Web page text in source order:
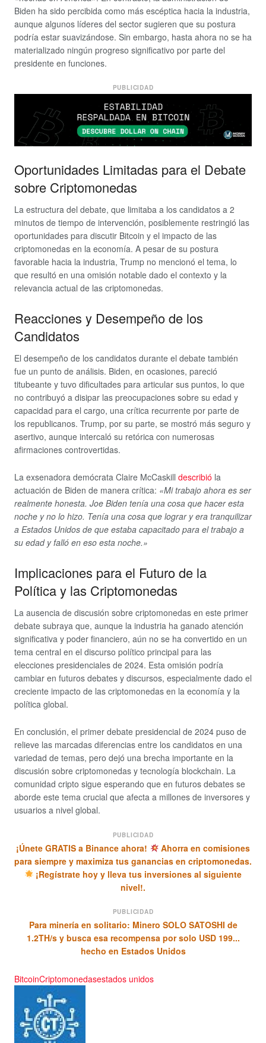
Biden ha sido percibida como más escéptica hacia la industria,
aunque algunos líderes del sector sugieren que su postura
podría estar suavizándose. Sin embargo, hasta ahora no se ha
materializado ningún progreso significativo por parte del
presidente en funciones.
PUBLICIDAD
Oportunidades Limitadas para el Debate
sobre Criptomonedas
La estructura del debate, que limitaba a los candidatos a 2
minutos de tiempo de intervención, posiblemente restringió las
oportunidades para discutir Bitcoin y el impacto de las
criptomonedas en la economía. A pesar de su postura
favorable hacia la industria, Trump no mencionó el tema, lo
que resultó en una omisión notable dado el contexto y la
relevancia actual de las criptomonedas.
Reacciones y Desempeño de los
Candidatos
El desempeño de los candidatos durante el debate también
fue un punto de análisis. Biden, en ocasiones, pareció
titubeante y tuvo dificultades para articular sus puntos, lo que
no contribuyó a disipar las preocupaciones sobre su edad y
capacidad para el cargo, una crítica recurrente por parte de
los republicanos. Trump, por su parte, se mostró más seguro y
asertivo, aunque intercaló su retórica con numerosas
afirmaciones controvertidas.
La exsenadora demócrata Claire McCaskill describió la
actuación de Biden de manera crítica: «Mi trabajo ahora es ser
realmente honesta. Joe Biden tenía una cosa que hacer esta
noche y no lo hizo. Tenía una cosa que lograr y era tranquilizar
a Estados Unidos de que estaba capacitado para el trabajo a
su edad y falló en eso esta noche.»
Implicaciones para el Futuro de la
Política y las Criptomonedas
La ausencia de discusión sobre criptomonedas en este primer
debate subraya que, aunque la industria ha ganado atención
significativa y poder financiero, aún no se ha convertido en un
tema central en el discurso político principal para las
elecciones presidenciales de 2024. Esta omisión podría
cambiar en futuros debates y discursos, especialmente dado el
creciente impacto de las criptomonedas en la economía y la
política global.
En conclusión, el primer debate presidencial de 2024 puso de
relieve las marcadas diferencias entre los candidatos en una
variedad de temas, pero dejó una brecha importante en la
discusión sobre criptomonedas y tecnología blockchain. La
comunidad cripto sigue esperando que en futuros debates se
aborde este tema crucial que afecta a millones de inversores y
usuarios a nivel global.
PUBLICIDAD
¡Únete GRATIS a Binance ahora!
Ahorra en comisiones
para siempre y maximiza tus ganancias en criptomonedas.
¡Regístrate hoy y lleva tus inversiones al siguiente
nivel!.
PUBLICIDAD
Para minería en solitario: Minero SOLO SATOSHI de
1.2TH/s y busca esa recompensa por solo USD 199...
hecho en Estados Unidos
BitcoinCriptomonedasestados unidos